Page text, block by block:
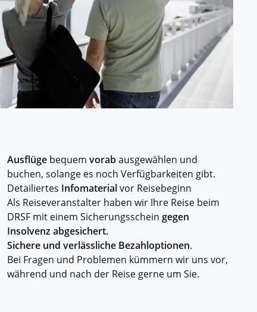
Ausflüge bequem vorabausgewählen und
buchen, solange es noch Verfügbarkeiten gibt.
Detailiertes Infomaterialvor Reisebeginn
Als Reiseveranstalter haben wir Ihre Reise beim
DRSF mit einem Sicherungsschein gegen
Insolvenz abgesichert.
Sichere und verlässliche Bezahloptionen.
Bei Fragen und Problemen kümmern wir uns vor,
während und nach der Reise gerne um Sie.